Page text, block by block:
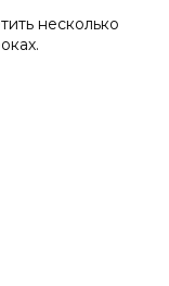
несколько